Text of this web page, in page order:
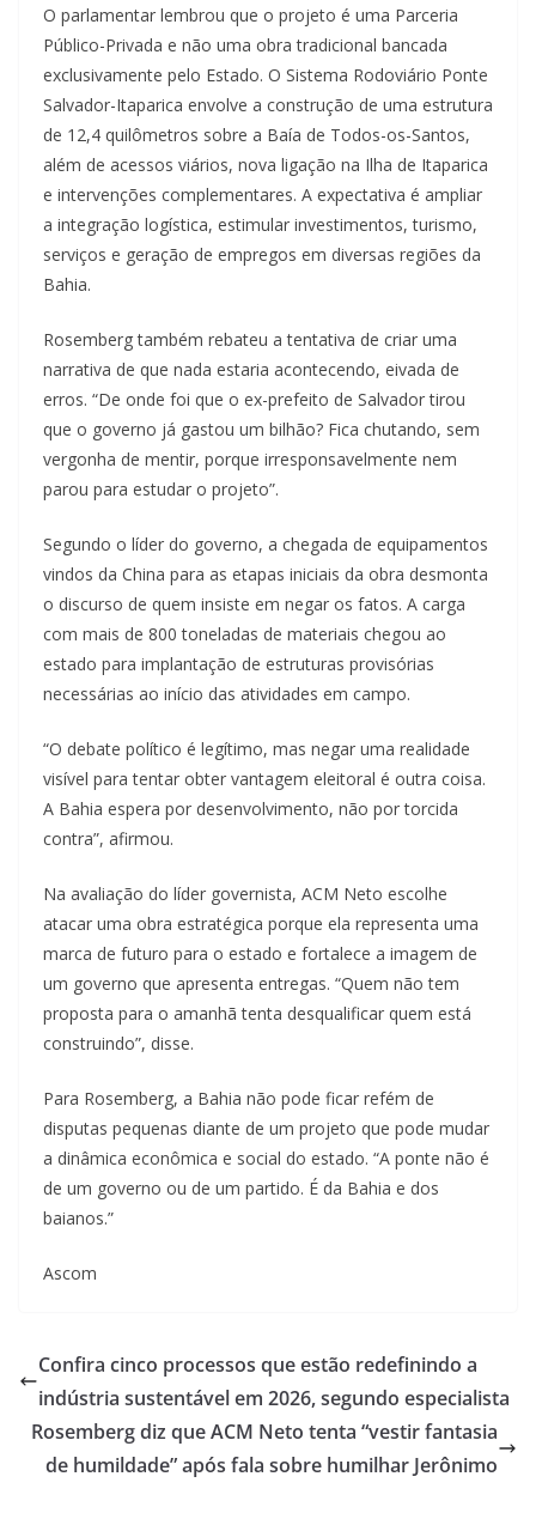
O parlamentar lembrou que o projeto é uma Parceria
Público-Privada e não uma obra tradicional bancada
exclusivamente pelo Estado. O Sistema Rodoviário Ponte
Salvador-Itaparica envolve a construção de uma estrutura
de 12,4 quilômetros sobre a Baía de Todos-os-Santos,
além de acessos viários, nova ligação na Ilha de Itaparica
e intervenções complementares. A expectativa é ampliar
a integração logística, estimular investimentos, turismo,
serviços e geração de empregos em diversas regiões da
Bahia.
Rosemberg também rebateu a tentativa de criar uma
narrativa de que nada estaria acontecendo, eivada de
erros. “De onde foi que o ex-prefeito de Salvador tirou
que o governo já gastou um bilhão? Fica chutando, sem
vergonha de mentir, porque irresponsavelmente nem
parou para estudar o projeto”.
Segundo o líder do governo, a chegada de equipamentos
vindos da China para as etapas iniciais da obra desmonta
o discurso de quem insiste em negar os fatos. A carga
com mais de 800 toneladas de materiais chegou ao
estado para implantação de estruturas provisórias
necessárias ao início das atividades em campo.
“O debate político é legítimo, mas negar uma realidade
visível para tentar obter vantagem eleitoral é outra coisa.
A Bahia espera por desenvolvimento, não por torcida
contra”, afirmou.
Na avaliação do líder governista, ACM Neto escolhe
atacar uma obra estratégica porque ela representa uma
marca de futuro para o estado e fortalece a imagem de
um governo que apresenta entregas. “Quem não tem
proposta para o amanhã tenta desqualificar quem está
construindo”, disse.
Para Rosemberg, a Bahia não pode ficar refém de
disputas pequenas diante de um projeto que pode mudar
a dinâmica econômica e social do estado. “A ponte não é
de um governo ou de um partido. É da Bahia e dos
baianos.”
Ascom
Confira cinco processos que estão redefinindo a
indústria sustentável em 2026, segundo especialista
Rosemberg diz que ACM Neto tenta “vestir fantasia
de humildade” após fala sobre humilhar Jerônimo